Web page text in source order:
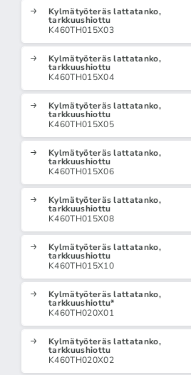
Kylmätyöteräs lattatanko,
tarkkuushiottu
K460TH015X03
Kylmätyöteräs lattatanko,
tarkkuushiottu
K460TH015X04
Kylmätyöteräs lattatanko,
tarkkuushiottu
K460TH015X05
Kylmätyöteräs lattatanko,
tarkkuushiottu
K460TH015X06
Kylmätyöteräs lattatanko,
tarkkuushiottu
K460TH015X08
Kylmätyöteräs lattatanko,
tarkkuushiottu
K460TH015X10
Kylmätyöteräs lattatanko,
tarkkuushiottu*
K460TH020X01
Kylmätyöteräs lattatanko,
tarkkuushiottu
K460TH020X02